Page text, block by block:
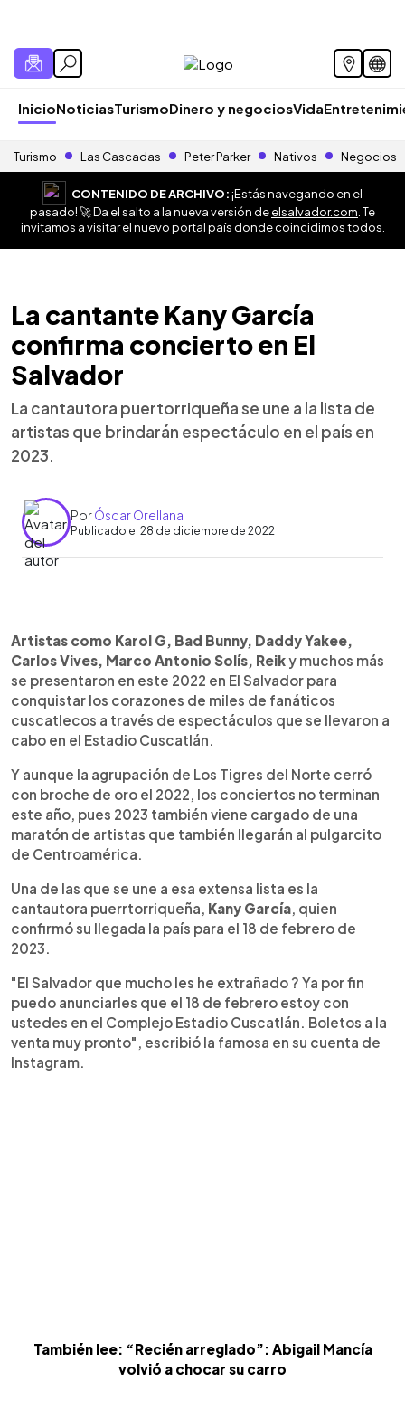
InicioNoticiasTurismoDinero y negociosVida
Turismo Las Cascadas Peter Parker Nativos Negocios
CONTENIDO DE ARCHIVO:¡Estás navegando en el
pasado! 🚀 Da el salto a la nueva versión deelsalvador.com . Te
invitamos a visitar el nuevo portal país donde coincidimos todos.
La cantante Kany García
confirma concierto en El
Salvador
La cantautora puertorriqueña se une a la lista de
artistas que brindarán espectáculo en el país en
2023.
PorÓscar Orellana
Publicado el 28 de diciembre de 2022
Escuchar artículo
Artistas como Karol G, Bad Bunny, Daddy Yakee,
Carlos Vives, Marco Antonio Solís, Reiky muchos más
se presentaron en este 2022 en El Salvador para
conquistar los corazones de miles de fanáticos
cuscatlecos a través de espectáculos que se llevaron a
cabo en el Estadio Cuscatlán.
Y aunque la agrupación de Los Tigres del Norte cerró
con broche de oro el 2022, los conciertos no terminan
este año, pues 2023 también viene cargado de una
maratón de artistas que también llegarán al pulgarcito
de Centroamérica.
Una de las que se une a esa extensa lista es la
cantautora puerrtorriqueña, Kany García, quien
confirmó su llegada la país para el 18 de febrero de
2023.
"El Salvador que mucho les he extrañado ? Ya por fin
puedo anunciarles que el 18 de febrero estoy con
ustedes en el Complejo Estadio Cuscatlán. Boletos a la
venta muy pronto", escribió la famosa en su cuenta de
Instagram.
También lee: “Recién arreglado”: Abigail Mancía
volvió a chocar su carro